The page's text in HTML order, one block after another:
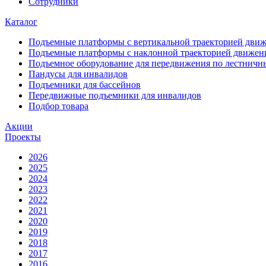
Каталог
Подъемные платформы с вертикальной траекторией
Подъемные платформы с наклонной траекторией
Подъемное оборудование для передвижения по
Пандусы для инвалидов
Подъемники для бассейнов
Передвижные подъемники для инвалидов
Подбор товара
Акции
Проекты
2026
2025
2024
2023
2022
2021
2020
2019
2018
2017
2016